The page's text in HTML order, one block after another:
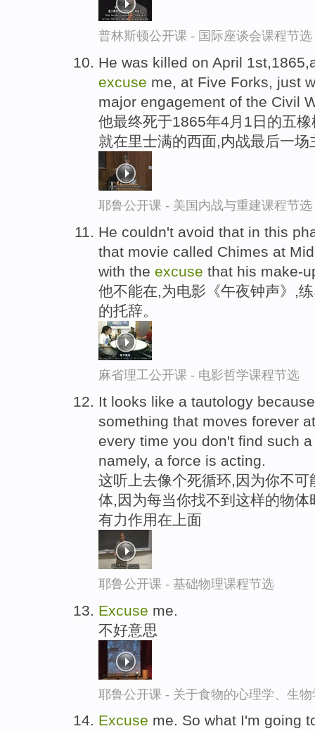
普林斯顿公开课 - 国际座谈会课程节选
He was killed on April
excuse me, at Five Forks, just
major engagement of the Civil
他最终死于1865年4月1日的五
就在里士满的西面,内战最后一场
耶鲁公开课 - 美国内战与重建课程节选
He couldn't avoid that in this
that movie called Chimes at
with the excuse that his make-
他不能在,为电影《午夜钟声》,
的托辞。
麻省理工公开课 - 电影哲学课程节选
It looks like a tautology
something that moves forever
every time you don't find such
namely, a force is acting.
这听上去像个死循环,因为你不
体,因为每当你找不到这样的物
有力作用在上面
耶鲁公开课 - 基础物理课程节选
Excuse me.
不好意思
耶鲁公开课 - 关于食物的心理学、生
Excuse me. So what I'm going